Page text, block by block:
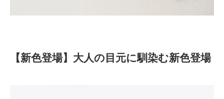
【新色登場】大人の目元に馴染む新色登場